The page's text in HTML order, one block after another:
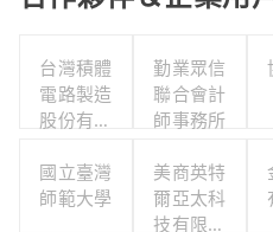
台灣積體
電路製造
股份有限
勤業眾信
聯合會計
師事務所
國立臺灣
師範大學
美商英特
爾亞太科
技有限公